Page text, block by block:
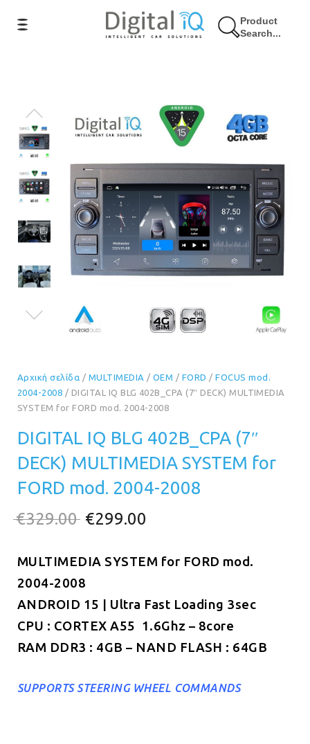
Product
Search...
9% Έκπτωση
Αρχική σελίδα / MULTIMEDIA / OEM / FORD /FOCUS mod.
2004-2008 / DIGITAL IQ BLG 402B_CPA (7″ DECK) MULTIMEDIA
SYSTEM for FORD mod. 2004-2008
DIGITAL IQ BLG 402B_CPA (7″
DECK) MULTIMEDIA SYSTEM for
FORD mod. 2004-2008
€329.00 Original
was:
€299.00
τιμή
€299.00.
MULTIMEDIA SYSTEM for FORD mod.
2004-2008
ANDROID 15 | Ultra Fast Loading 3sec
CPU : CORTEX A55 1.6Ghz – 8core
RAM DDR3 : 4GB – NAND FLASH : 64GB
SUPPORTS STEERING WHEEL COMMANDS